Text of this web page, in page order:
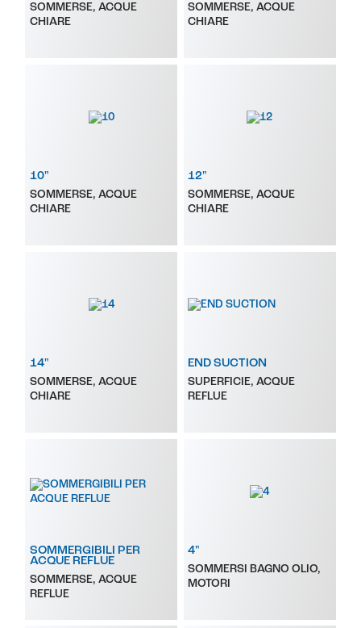
SOMMERSE, ACQUE
CHIARE
SOMMERSE, ACQUE
CHIARE
10"
SOMMERSE, ACQUE
CHIARE
12"
SOMMERSE, ACQUE
CHIARE
14"
SOMMERSE, ACQUE
CHIARE
END SUCTION
SUPERFICIE, ACQUE
REFLUE
SOMMERGIBILI PER
ACQUE REFLUE
SOMMERSE, ACQUE
REFLUE
4"
SOMMERSI BAGNO OLIO,
MOTORI